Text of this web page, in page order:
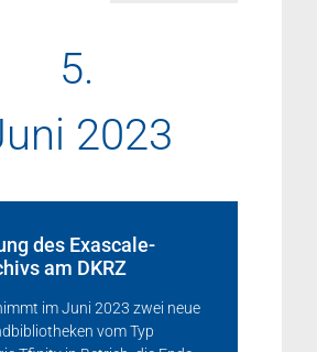
5.
2023
des Exascale-
am DKRZ
im Juni 2023 zwei neue
vom Typ